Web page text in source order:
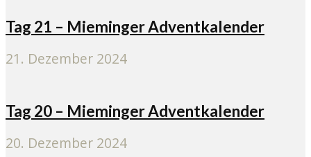
Tag 21 – Mieminger Adventkalender
21. Dezember 2024
Tag 20 – Mieminger Adventkalender
20. Dezember 2024